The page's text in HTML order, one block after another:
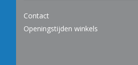
Contact
Openingstijden winkels